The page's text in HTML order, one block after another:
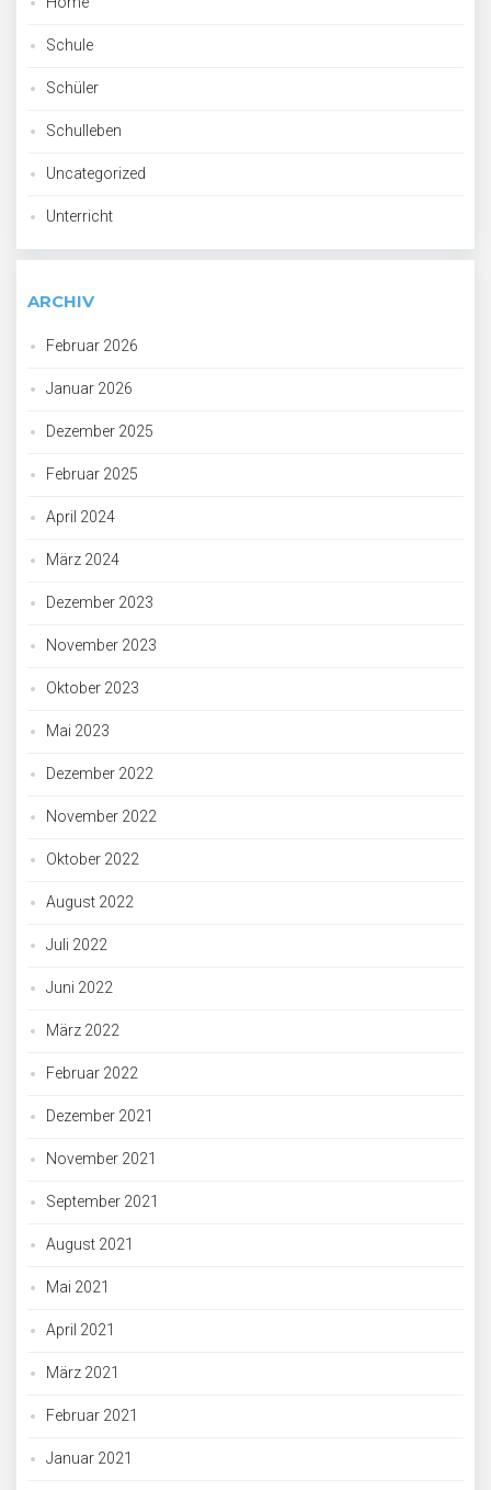
Schule
Schüler
Schulleben
Uncategorized
Unterricht
ARCHIV
Februar 2026
Januar 2026
Dezember 2025
Februar 2025
April 2024
März 2024
Dezember 2023
November 2023
Oktober 2023
Mai 2023
Dezember 2022
November 2022
Oktober 2022
August 2022
Juli 2022
Juni 2022
März 2022
Februar 2022
Dezember 2021
November 2021
September 2021
August 2021
Mai 2021
April 2021
März 2021
Februar 2021
Januar 2021